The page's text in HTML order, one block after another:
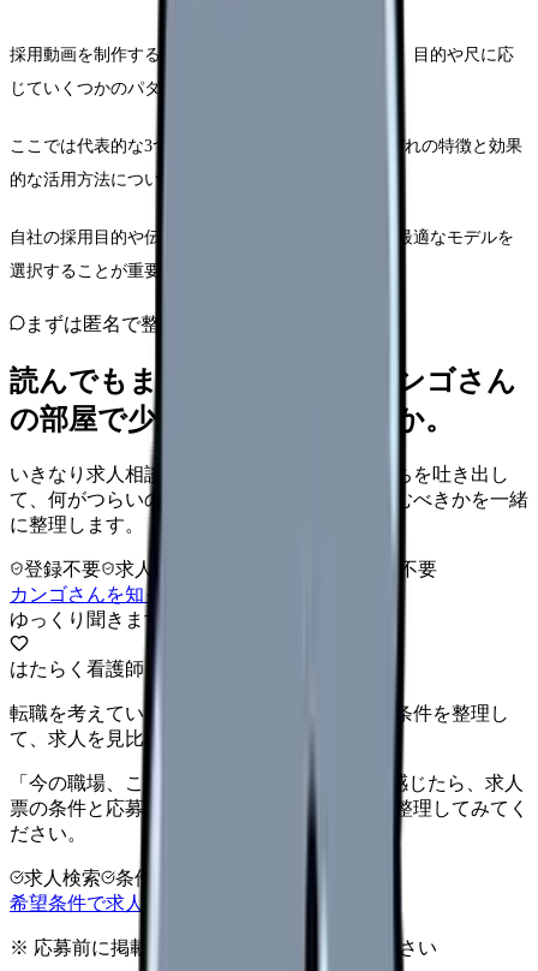
採用動画を制作する際の基本となる構成モデルには、目的や尺に応
じていくつかのパターンがあります。
ここでは代表的な3つの構成モデルを紹介し、それぞれの特徴と効果
的な活用方法について解説します。
自社の採用目的や伝えたいメッセージに合わせて、最適なモデルを
選択することが重要です。
まずは匿名で整理
読んでもまだ苦しいなら、カンゴさん
の部屋で少し話してみませんか。
いきなり求人相談には進みません。今の気持ちを吐き出し
て、何がつらいのか、辞めるべきか、少し休むべきかを一緒
に整理します。
登録不要 求人押し売りなし
病院名は入力不要
カンゴさんを知ってから相談する
ゆっくり聞きます
はたらく看護師さん 求人
転職を考えている看護師さんへ。まずは希望条件を整理し
て、求人を見比べられます。
「今の職場、このままでいいのかな...」そう感じたら、求人
票の条件と応募前に確認したい不安を分けて整理してみてく
ださい。
求人検索 条件整理
希望条件で求人を探す
※ 応募前に掲載元の最新情報を確認してください